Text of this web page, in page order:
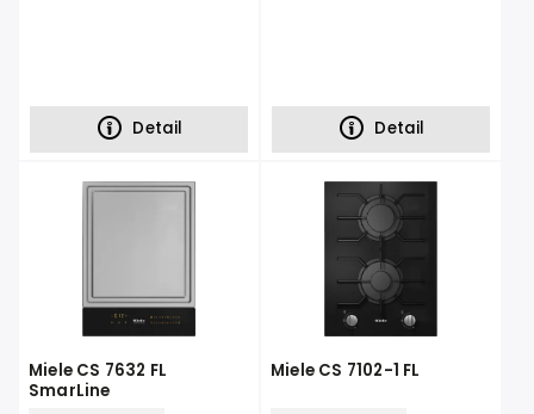
Detail Detail
Miele CS 7632 FL
SmarLine
Miele CS 7102-1 FL